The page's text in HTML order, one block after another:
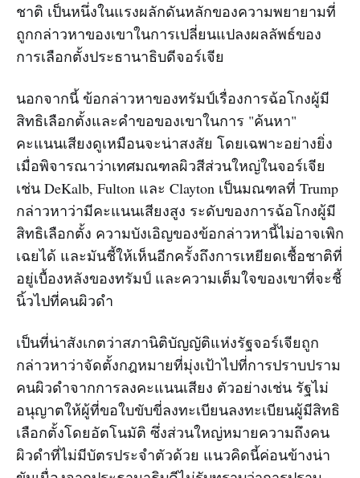
ชาติ เป็นหนึ่งในแรงผลักดันหลักของความพยายามที่
ถูกกล่าวหาของเขาในการเปลี่ยนแปลงผลลัพธ์ของ
การเลือกตั้งประธานาธิบดีจอร์เจีย
นอกจากนี้ ข้อกล่าวหาของทรัมป์เรื่องการฉ้อโกงผู้มี
สิทธิเลือกตั้งและคำขอของเขาในการ "ค้นหา"
คะแนนเสียงดูเหมือนจะน่าสงสัย โดยเฉพาะอย่างยิ่ง
เมื่อพิจารณาว่าเทศมณฑลผิวสีส่วนใหญ่ในจอร์เจีย
เช่น DeKalb, Fulton และ Clayton เป็นมณฑลที่ Trump
กล่าวหาว่ามีคะแนนเสียงสูง ระดับของการฉ้อโกงผู้มี
สิทธิเลือกตั้ง ความบังเอิญของข้อกล่าวหานี้ไม่อาจเพิก
เฉยได้ และมันชี้ให้เห็นอีกครั้งถึงการเหยียดเชื้อชาติที่
อยู่เบื้องหลังของทรัมป์ และความเต็มใจของเขาที่จะชี้
นิ้วไปที่คนผิวดำ
เป็นที่น่าสังเกตว่าสภานิติบัญญัติแห่งรัฐจอร์เจียถูก
กล่าวหาว่าจัดตั้งกฎหมายที่มุ่งเป้าไปที่การปราบปราม
คนผิวดำจากการลงคะแนนเสียง ตัวอย่างเช่น รัฐไม่
อนุญาตให้ผู้ที่ขอใบขับขี่ลงทะเบียนลงทะเบียนผู้มีสิทธิ
เลือกตั้งโดยอัตโนมัติ ซึ่งส่วนใหญ่หมายความถึงคน
ผิวดำที่ไม่มีบัตรประจำตัวด้วย แนวคิดนี้ค่อนข้างน่า